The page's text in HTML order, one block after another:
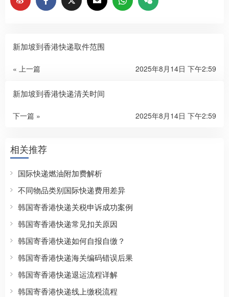
新加坡到香港快递取件范围
« 上一篇 2025年8月14日 下午2:59
新加坡到香港快递清关时间
下一篇 » 2025年8月14日 下午2:59
相关推荐
国际快递燃油附加费解析
不同物品类别国际快递费用差异
韩国寄香港快递关税申诉成功案例
韩国寄香港快递常见扣关原因
韩国寄香港快递如何自报自缴？
韩国寄香港快递海关编码错误后果
韩国寄香港快递退运流程详解
韩国寄香港快递线上缴税流程